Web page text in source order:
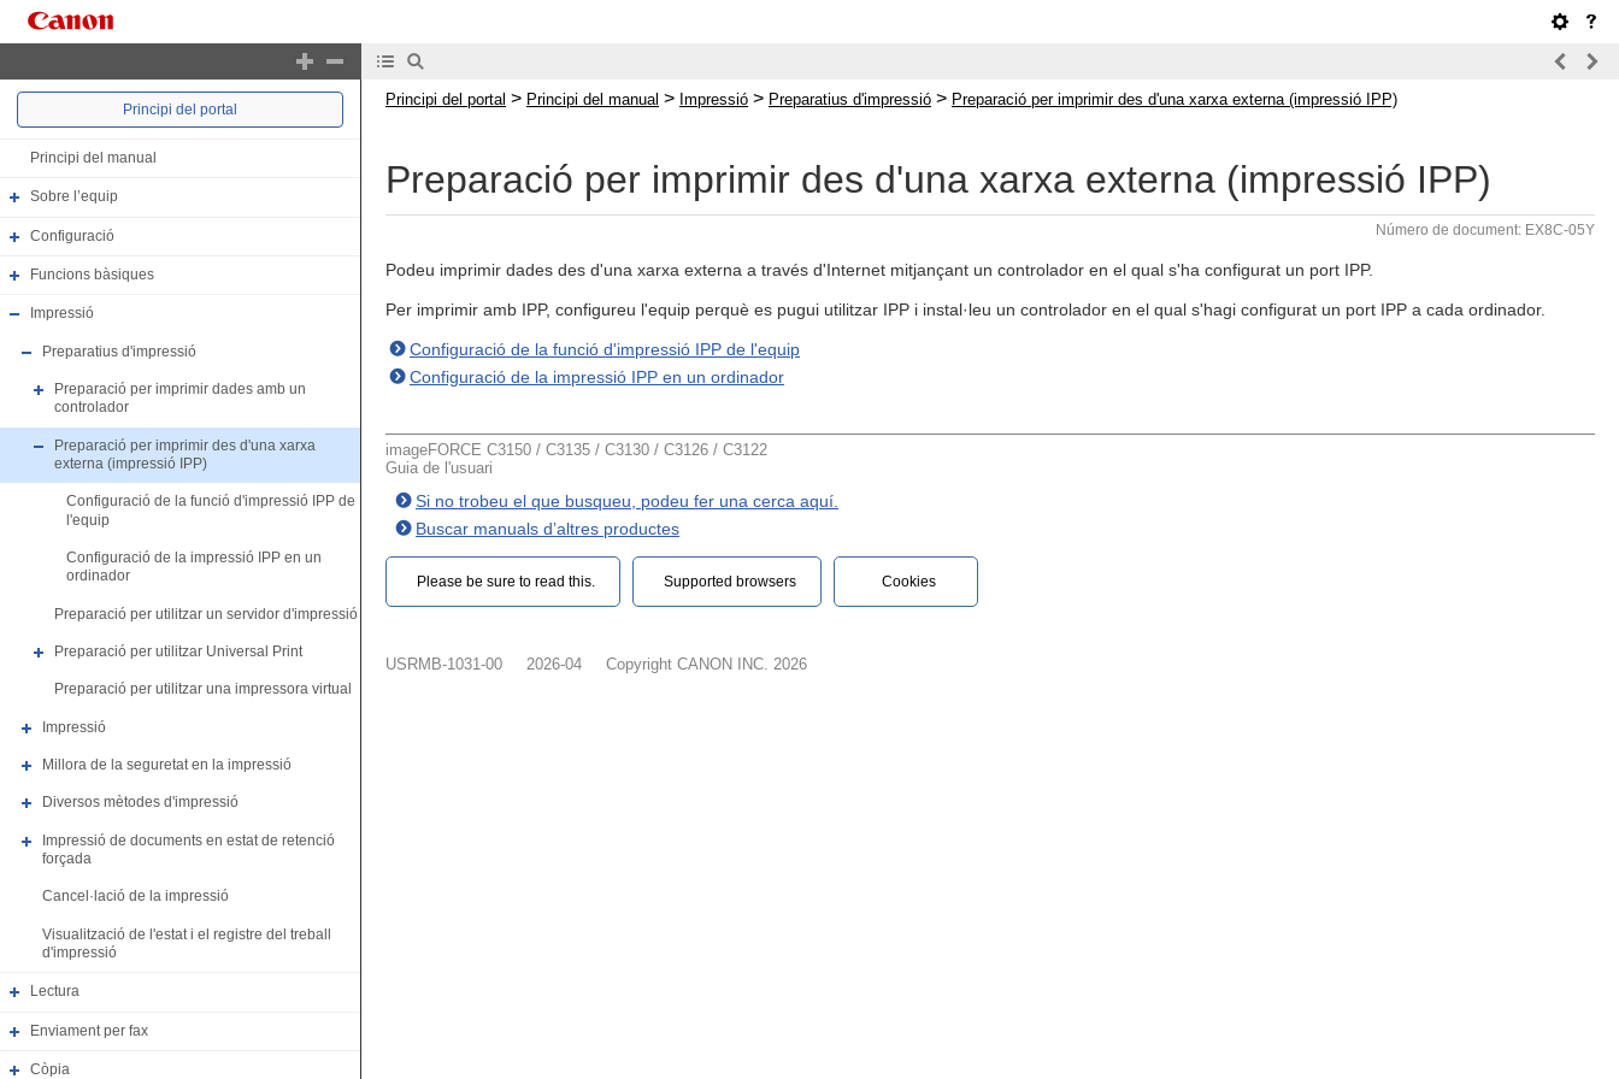
Principi del portal
Principi del manual
Sobre l’equip
Configuració
Funcions bàsiques
Impressió
Preparatius d'impressió
Preparació per imprimir dades amb un
controlador
Preparació per imprimir des d'una xarxa
externa (impressió IPP)
Configuració de la funció d'impressió IPP de
l'equip
Configuració de la impressió IPP en un
ordinador
Preparació per utilitzar un servidor d'impressió
Preparació per utilitzar Universal Print
Preparació per utilitzar una impressora virtual
Impressió
Millora de la seguretat en la impressió
Diversos mètodes d'impressió
Impressió de documents en estat de retenció
forçada
Cancel·lació de la impressió
Visualització de l'estat i el registre del treball
d'impressió
Lectura
Enviament per fax
Còpia
Principi del portal > Principi del manual > Impressió > Preparatius d'impressió > Preparació per imprimir des d'una xarxa externa (impressió IPP)
Preparació per imprimir des d'una xarxa externa (impressió IPP)
Número de document: EX8C-05Y
Podeu imprimir dades des d'una xarxa externa a través d'Internet mitjançant un controlador en el qual s'ha configurat un port IPP.
Per imprimir amb IPP, configureu l'equip perquè es pugui utilitzar IPP i instal·leu un controlador en el qual s'hagi configurat un port IPP a cada ordinador.
Configuració de la funció d'impressió IPP de l'equip
Configuració de la impressió IPP en un ordinador
imageFORCE C3150 / C3135 / C3130 / C3126 / C3122
Guia de l'usuari
Si no trobeu el que busqueu, podeu fer una cerca aquí.
Buscar manuals d’altres productes
Please be sure to read this.‎ Supported browsers Cookies
USRMB-1031-00 2026-04 Copyright CANON INC. 2026